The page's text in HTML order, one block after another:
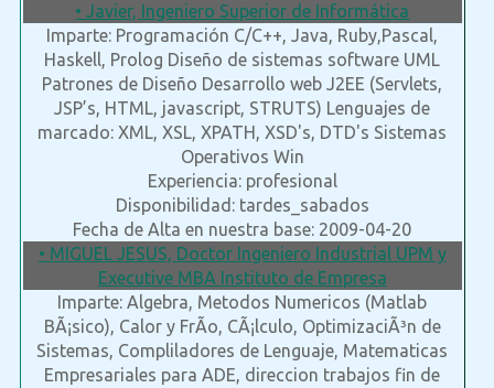
• Javier, Ingeniero Superior de Informática
Imparte: Programación C/C++, Java, Ruby,Pascal,
Haskell, Prolog Diseño de sistemas software UML
Patrones de Diseño Desarrollo web J2EE (Servlets,
JSP’s, HTML, javascript, STRUTS) Lenguajes de
marcado: XML, XSL, XPATH, XSD's, DTD's Sistemas
Operativos Win
Experiencia: profesional
Disponibilidad: tardes_sabados
Fecha de Alta en nuestra base: 2009-04-20
• MIGUEL JESUS, Doctor Ingeniero Industrial UPM y
Executive MBA Instituto de Empresa
Imparte: Algebra, Metodos Numericos (Matlab
BÃ¡sico), Calor y FrÃ­o, CÃ¡lculo, OptimizaciÃ³n de
Sistemas, Compliladores de Lenguaje, Matematicas
Empresariales para ADE, direccion trabajos fin de